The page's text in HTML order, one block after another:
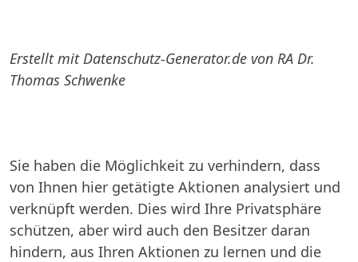
Erstellt mit Datenschutz-Generator.de von RA Dr.
Thomas Schwenke
Sie haben die Möglichkeit zu verhindern, dass
von Ihnen hier getätigte Aktionen analysiert und
verknüpft werden. Dies wird Ihre Privatsphäre
schützen, aber wird auch den Besitzer daran
hindern, aus Ihren Aktionen zu lernen und die